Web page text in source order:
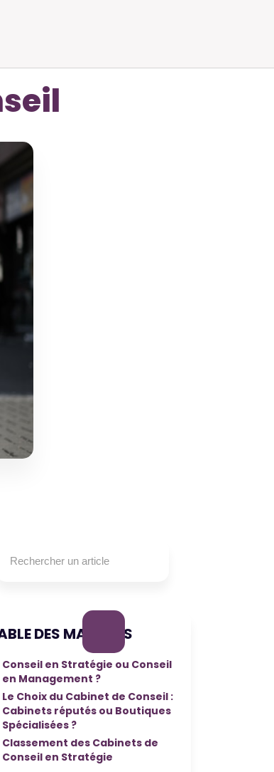
DES MATIÈRES
Conseil en Stratégie ou Conseil
en Management ?
Le Choix du Cabinet de Conseil :
Cabinets réputés ou Boutiques
Spécialisées ?
Classement des Cabinets de
Conseil en Stratégie